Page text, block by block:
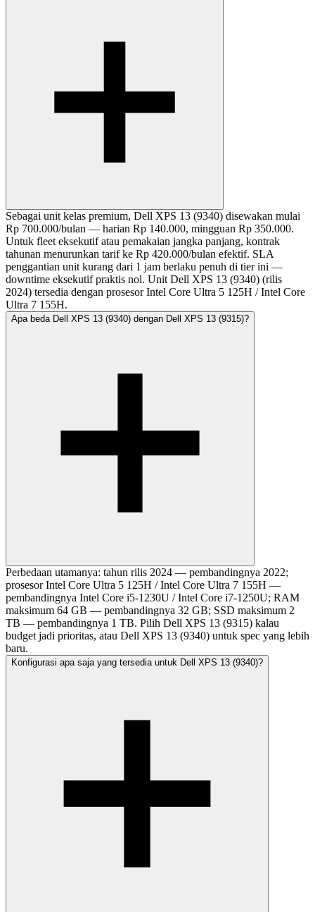
Sebagai unit kelas premium, Dell XPS 13 (9340) disewakan mulai
Rp 700.000/bulan — harian Rp 140.000, mingguan Rp 350.000.
Untuk fleet eksekutif atau pemakaian jangka panjang, kontrak
tahunan menurunkan tarif ke Rp 420.000/bulan efektif. SLA
penggantian unit kurang dari 1 jam berlaku penuh di tier ini —
downtime eksekutif praktis nol. Unit Dell XPS 13 (9340) (rilis
2024) tersedia dengan prosesor Intel Core Ultra 5 125H / Intel Core
Ultra 7 155H.
Apa beda Dell XPS 13 (9340) dengan Dell XPS 13 (9315)?
Perbedaan utamanya: tahun rilis 2024 — pembandingnya 2022;
prosesor Intel Core Ultra 5 125H / Intel Core Ultra 7 155H —
pembandingnya Intel Core i5-1230U / Intel Core i7-1250U; RAM
maksimum 64 GB — pembandingnya 32 GB; SSD maksimum 2
TB — pembandingnya 1 TB. Pilih Dell XPS 13 (9315) kalau
budget jadi prioritas, atau Dell XPS 13 (9340) untuk spec yang lebih
baru.
Konfigurasi apa saja yang tersedia untuk Dell XPS 13 (9340)?